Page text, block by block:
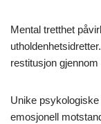
Mental tretthet
restitusjon
Unike
emosjonell